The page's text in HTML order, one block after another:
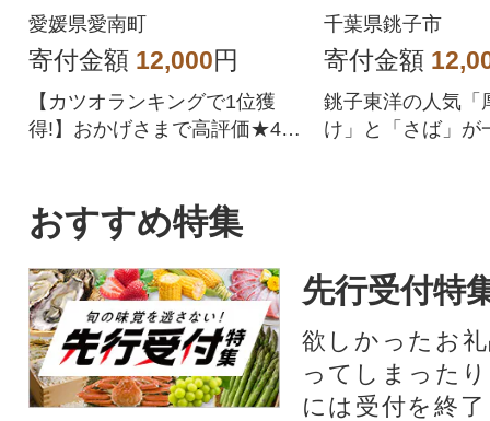
のたたき 2.5kg
愛媛県愛南町
寄付金額 12,000円
【カツオランキングで1位獲
得!】おかげさまで高評価★4.
んや柑橘だけじゃない!太平洋
でとれたかつおは高知(土佐)に
も負けない鮮度でかつお本来
の旨味を存分に楽しめます。
形や大きさは不揃いですが、
味は訳なし!人気のかつおのた
たきをどうぞご賞味くださ
い。鰹のタタキ かつおたたき
2.0kg【さと
定】
千葉県銚子市
寄付金額
銚子東洋の人気「
け」と「さば」が
おすすめ特集
先行受付特
欲しかったお
ってしまった
には受付を終